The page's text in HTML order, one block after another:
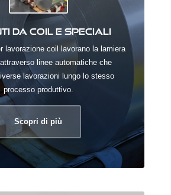
da coil e speciali
lavorazione coil lavorano la lamiera
linee automatiche che
lavorazioni lungo lo stesso
processo produttivo.
Scopri di più